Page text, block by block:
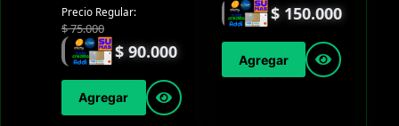
Precio Regular:
$75.000
$ 90.000
Agregar
$ 150.000
Agregar